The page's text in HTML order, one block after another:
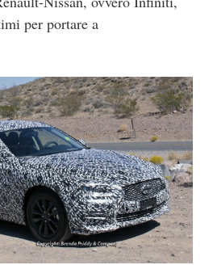
per portare a